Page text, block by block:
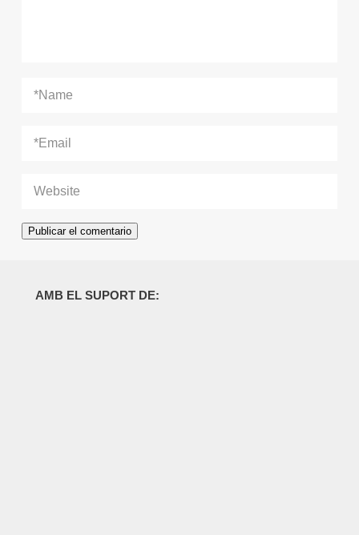
AMB EL SUPORT DE: